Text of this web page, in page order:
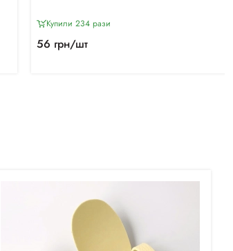
Купили 234 рази
56 грн/шт